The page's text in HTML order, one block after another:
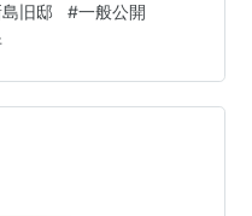
てみた。 建物は1878年
に指定され、翌年に家
追加指定されている。
中のワッフルベーカ
夕方に「八重の桜」が
旧邸 #一般公開